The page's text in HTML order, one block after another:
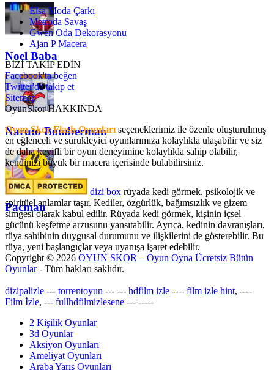
Noel Baba
Naruto Bomberman
Pacman
Elsa Moda Çarkı
Metroda Savaş
Gwen Oda Dekorasyonu
Ajan P Macera
BİZİ TAKİP EDİN
Facebook'ta beğen
Twitter'da takip et
Sitemap
OyunSkor HAKKINDA
Oyun Skor Flash Oyunları seçeneklerimiz ile özenle oluşturulmuş
en eğlenceli ve sürükleyici oyunlarımıza kolaylıkla ulaşabilir ve siz
de daha keyifli bir oyun deneyimine kolaylıkla sahip olabilir,
kendinizi büyük bir macera içerisinde bulabilirsiniz.
dizi box rüyada kedi görmek​, psikolojik ve
spiritüel anlamlar taşır. Kediler, özgürlük, bağımsızlık ve gizem
simgesi olarak kabul edilir. Rüyada kedi görmek, kişinin içsel
gücünü keşfetme arzusunu yansıtabilir. Ayrıca, kedinin davranışları,
rüya sahibinin duygusal durumunu ve ilişkilerini de gösterebilir. Bu
rüya, yeni başlangıçlar veya uyanışa işaret edebilir.
Copyright © 2026 OYUN SKOR – Oyun Oyna Ücretsiz Bütün
Oyunlar- Tüm hakları saklıdır.
dizipalizle --- torrentoyun --- --- hdfilm izle ---- film izle hint, ----
Film İzle, --- fullhdfilmizlesene --- -----
2 Kişilik Oyunlar
3d Oyunlar
Aksiyon Oyunları
Ameliyat Oyunları
Araba Yarış Oyunları